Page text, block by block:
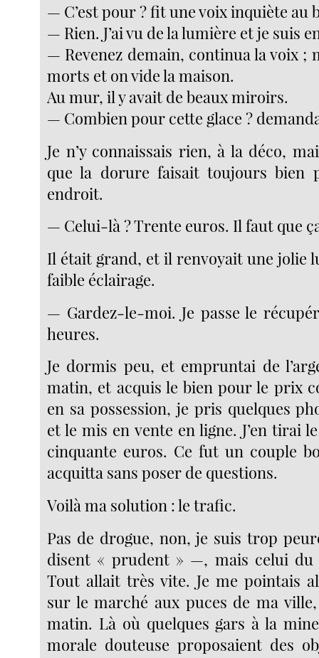
— C’est pour ? fit une voix inquiète au
— Rien. J’ai vu de la lumière et je suis
— Revenez demain, continua la voix ;
morts et on vide la maison.
Au mur, il y avait de beaux miroirs.
— Combien pour cette glace ?
Je n’y connaissais rien, à la déco,
que la dorure faisait toujours bien
endroit.
— Celui-là ? Trente euros. Il faut que
Il était grand, et il renvoyait une jolie
faible éclairage.
— Gardez-le-moi. Je passe le
heures.
Je dormis peu, et empruntai de
matin, et acquis le bien pour le prix
en sa possession, je pris quelques
et le mis en vente en ligne. J’en tirai
cinquante euros. Ce fut un couple
acquitta sans poser de questions.
Voilà ma solution : le trafic.
Pas de drogue, non, je suis trop
disent « prudent » —, mais celui
Tout allait très vite. Je me pointais
sur le marché aux puces de ma
matin. Là où quelques gars à la
morale douteuse proposaient des